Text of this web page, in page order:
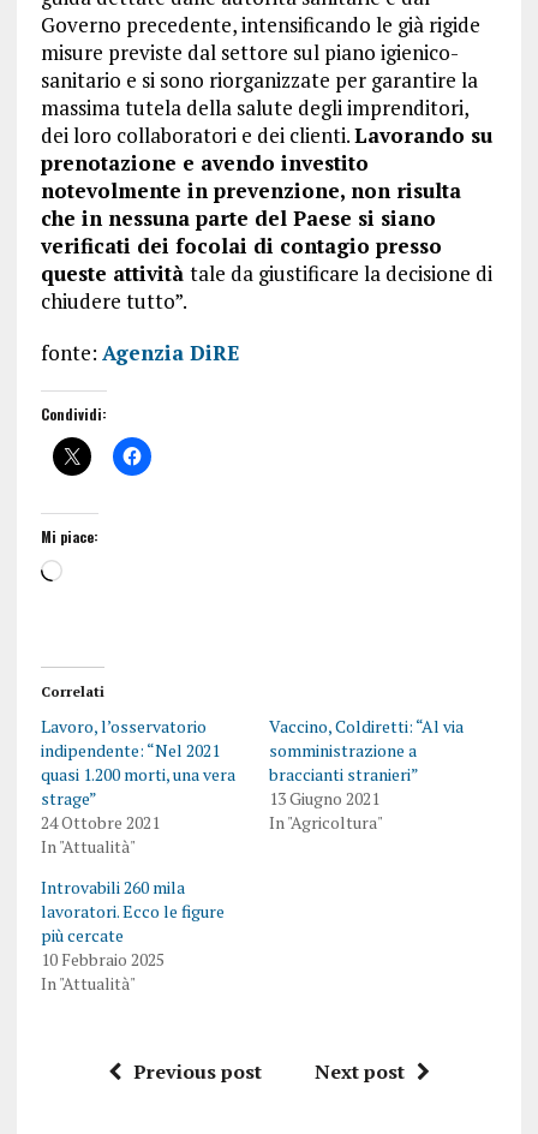
Governo precedente, intensificando le già rigide
misure previste dal settore sul piano igienico-
sanitario e si sono riorganizzate per garantire la
massima tutela della salute degli imprenditori,
dei loro collaboratori e dei clienti.Lavorando su
prenotazione e avendo investito
notevolmente in prevenzione, non risulta
che in nessuna parte del Paese si siano
verificati dei focolai di contagio presso
queste attività tale da giustificare la decisione di
chiudere tutto”.
fonte: Agenzia DiRE
Condividi:
Mi piace:
Correlati
Lavoro, l’osservatorio
indipendente: “Nel 2021
quasi 1.200 morti, una vera
strage”
24 Ottobre 2021
In "Attualità"
Vaccino, Coldiretti: “Al via
somministrazione a
braccianti stranieri”
13 Giugno 2021
In "Agricoltura"
Introvabili 260 mila
lavoratori. Ecco le figure
più cercate
10 Febbraio 2025
In "Attualità"
Previous post Next post